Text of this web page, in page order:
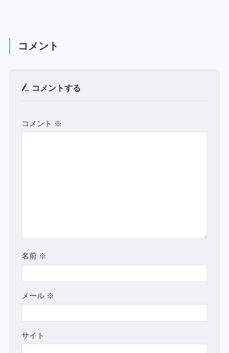
コメント
コメントする
コメント ※
名前 ※
メール ※
サイト